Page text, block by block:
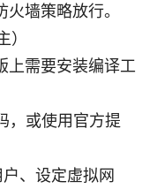
墙策略放行。
上需要安装编译工
，或使用官方提
、设定虚拟网